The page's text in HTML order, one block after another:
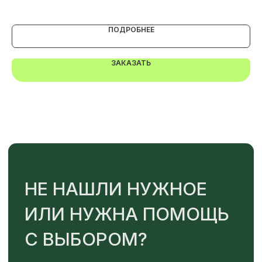
ПОДРОБНЕЕ
ЗАКАЗАТЬ
Или напишите нам напрямую
MAX
TELEGRAM